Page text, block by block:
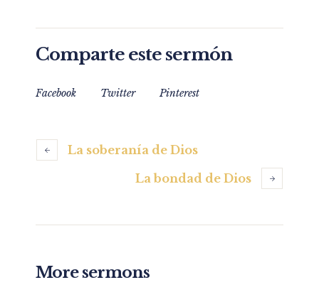
Comparte este sermón
Facebook Twitter Pinterest
La soberanía de Dios
La bondad de Dios
More sermons